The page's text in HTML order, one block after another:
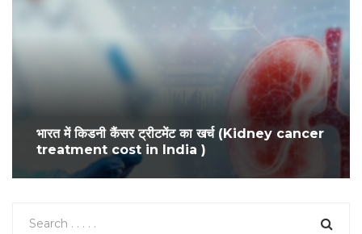
भारत में किडनी कैंसर ट्रीटमेंट का खर्च (Kidney cancer
treatment cost in India )